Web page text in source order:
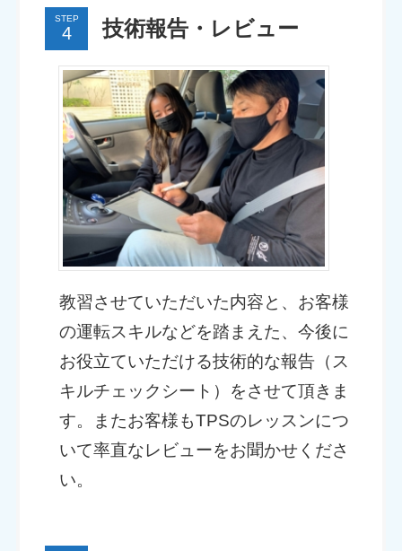
STEP 技術報告・レビュー
教習させていただいた内容と、お客様
の運転スキルなどを踏まえた、今後に
お役立ていただける技術的な報告（ス
キルチェックシート）をさせて頂きま
す。またお客様もTPSのレッスンにつ
いて率直なレビューをお聞かせくださ
い。